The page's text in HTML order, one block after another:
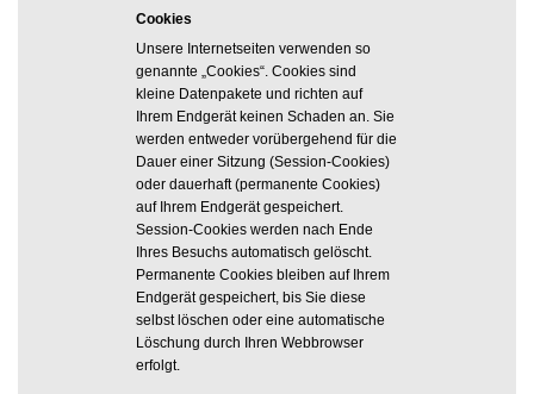
Cookies
Unsere Internetseiten verwenden so
genannte „Cookies“. Cookies sind
kleine Datenpakete und richten auf
Ihrem Endgerät keinen Schaden an. Sie
werden entweder vorübergehend für die
Dauer einer Sitzung (Session-Cookies)
oder dauerhaft (permanente Cookies)
auf Ihrem Endgerät gespeichert.
Session-Cookies werden nach Ende
Ihres Besuchs automatisch gelöscht.
Permanente Cookies bleiben auf Ihrem
Endgerät gespeichert, bis Sie diese
selbst löschen oder eine automatische
Löschung durch Ihren Webbrowser
erfolgt.